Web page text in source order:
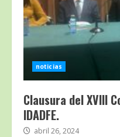
noticias
Clausura del XVIII
IDADFE.
abril 26, 2024